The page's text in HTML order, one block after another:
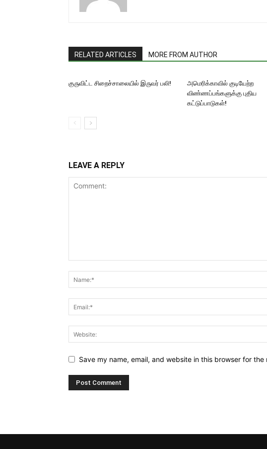
RELATED ARTICLES MORE FROM AUTHOR
குருவிட்ட சிறைச்சாலையில் இருவர் பலி!
அமெரிக்காவில் குடியேற்ற
விண்ணப்பங்களுக்கு புதிய
கட்டுப்பாடுகள்!
LEAVE A REPLY
Save my name, email, and website in this browser for